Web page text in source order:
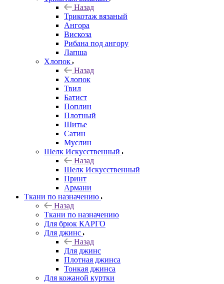
Назад
Трикотаж вязаный
Ангора
Вискоза
Рибана под ангору
Лапша
Хлопок
Назад
Хлопок
Твил
Батист
Поплин
Плотный
Шитье
Сатин
Муслин
Шелк Искусственный
Назад
Шелк Искусственный
Принт
Армани
Ткани по назначению
Назад
Ткани по назначению
Для брюк КАРГО
Для джинс
Назад
Для джинс
Плотная джинса
Тонкая джинса
Для кожаной куртки